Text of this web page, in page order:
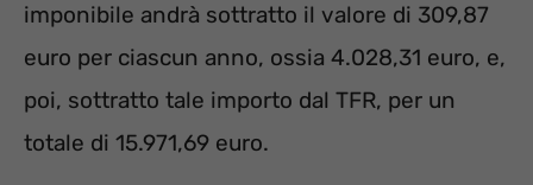
imponibile andrà sottratto il valore di 309,87
euro per ciascun anno, ossia 4.028,31 euro, e,
poi, sottratto tale importo dal TFR, per un
totale di 15.971,69 euro.